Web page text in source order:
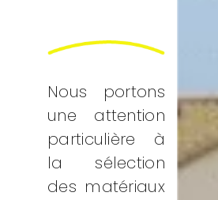
Nous portons
une attention
particulière à
la sélection
des matériaux